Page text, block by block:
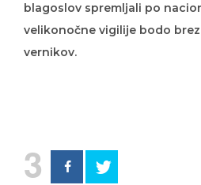
blagoslov spremljali po
velikonočne vigilije bodo
vernikov.
3